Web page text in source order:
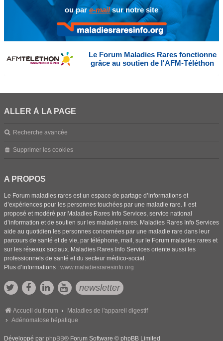
ou pare-mailsur notre site
Le Forum Maladies Rares fonctionne
grâce au soutien de l'AFM-Téléthon
ALLER À LA PAGE
Recherche avancée
Supprimer les cookies
A PROPOS
Le Forum maladies rares est un espace de partage d’informations et
d’expériences pour les personnes touchées par une maladie rare. Il est
proposé et modéré par Maladies Rares Info Services, service national
d’information et de soutien sur les maladies rares. Maladies Rares Info Services
aide au quotidien les personnes concernées par une maladie rare dans leur
parcours de santé et de vie, par téléphone, mail, sur le Forum maladies rares et
sur les réseaux sociaux. Maladies Rares Info Services oriente aussi les
professionnels de santé et du secteur médico-social.
Plus d’informations : www.maladiesraresinfo.org
newsletter
Accueil du forum
Maladies de l'appareil digestif
Adénomatose hépatique
Développé par phpBB® Forum Software © phpBB Limited